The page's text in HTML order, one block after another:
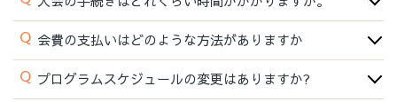
Q 会費の支払いはどのような方法がありますか
Q プログラムスケジュールの変更はありますか?